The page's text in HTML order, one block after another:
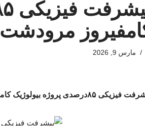
مرودشت
مارس 9, 2026
۸۵درصدی پروژه بیولوژیک کامفیروز مرودشت